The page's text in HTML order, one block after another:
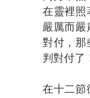
在靈裡照
嚴厲而嚴
對付，那
判對付了
在十二節